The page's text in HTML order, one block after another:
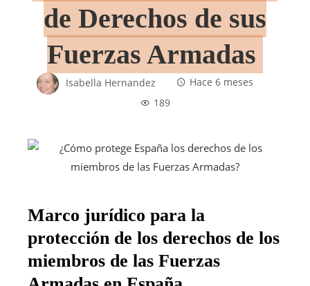
de Derechos de sus
Fuerzas Armadas
Isabella Hernandez
Hace 6 meses
189
Marco jurídico para la
protección de los derechos de los
miembros de las Fuerzas